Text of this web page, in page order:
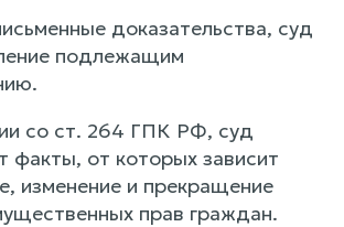
доказательства, суд
подлежащим
со ст. 264 ГПК РФ, суд
факты, от которых зависит
изменение и прекращение
прав граждан.